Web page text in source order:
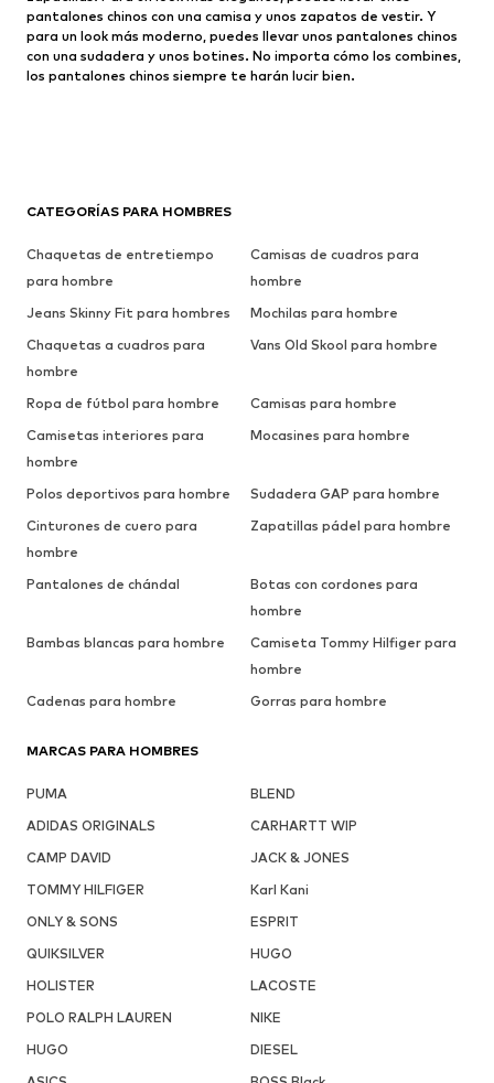
CATEGORÍAS PARA HOMBRES
Chaquetas de entretiempo
para hombre
Camisas de cuadros para
hombre
Jeans Skinny Fit para hombres
Mochilas para hombre
Chaquetas a cuadros para
hombre
Vans Old Skool para hombre
Ropa de fútbol para hombre
Camisas para hombre
Camisetas interiores para
hombre
Mocasines para hombre
Polos deportivos para hombre
Sudadera GAP para hombre
Cinturones de cuero para
hombre
Zapatillas pádel para hombre
Pantalones de chándal
Botas con cordones para
hombre
Bambas blancas para hombre
Camiseta Tommy Hilfiger para
hombre
Cadenas para hombre
Gorras para hombre
MARCAS PARA HOMBRES
PUMA
BLEND
ADIDAS ORIGINALS
CARHARTT WIP
CAMP DAVID
JACK & JONES
TOMMY HILFIGER
Karl Kani
ONLY & SONS
ESPRIT
QUIKSILVER
HUGO
HOLISTER
LACOSTE
POLO RALPH LAUREN
NIKE
HUGO
DIESEL
pantalones chinos con una camisa y unos zapatos de vestir. Y
para un look más moderno, puedes llevar unos pantalones chinos
con una sudadera y unos botines. No importa cómo los combines,
los pantalones chinos siempre te harán lucir bien.